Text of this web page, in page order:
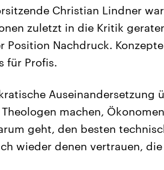
Christian Lindner
zuletzt in die Kritik
Position Nachdruck.
für Profis.
Auseinandersetzung
machen,
geht, den besten
wieder denen vertrauen,